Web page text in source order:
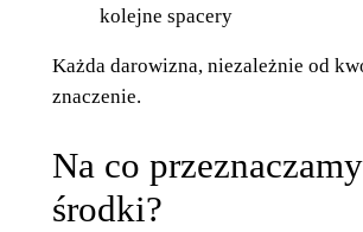
kolejne spacery
Każda darowizna, niezależnie od
znaczenie.
Na co przeznaczamy
środki?